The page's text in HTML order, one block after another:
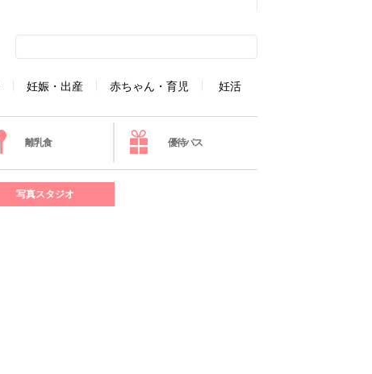
妊娠・出産 赤ちゃん・育児 妊活
離乳食 優待パス
写真スタジオ